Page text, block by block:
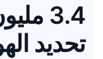
3.4
تحديد